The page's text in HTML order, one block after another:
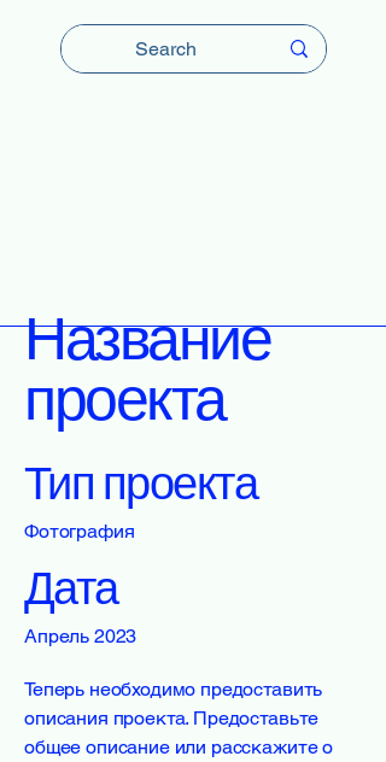
Название
проекта
Тип проекта
Фотография
Дата
Апрель 2023
Теперь необходимо предоставить
описания проекта. Предоставьте
общее описание или расскажите о